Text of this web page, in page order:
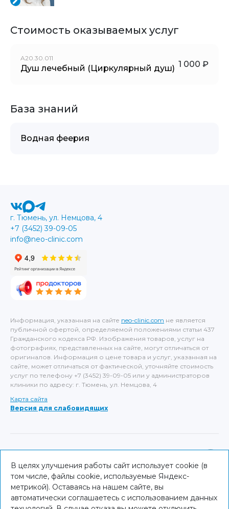
Стоимость оказываемых услуг
A20.30.011
Душ лечебный (Циркулярный душ) 1 000 ₽
База знаний
Водная феерия
Информация, указанная на сайте neo-clinic.com не является
публичной офертой, определяемой положениями статьи 437
Гражданского кодекса РФ. Изображения товаров, услуг на
фотографиях, представленных на сайте, могут отличаться от
оригиналов. Информация о цене товара и услуг, указанная на
сайте, может отличаться от фактической, уточняйте стоимость
услуг по телефону +7 (3452) 39-09-05 или у администраторов
клиники по адресу: г. Тюмень, ул. Немцова, 4
Карта сайта
Версия для слабовидящих
г. Тюмень, ул. Немцова, 4
+7 (3452) 39-09-05
info@neo-clinic.com
© NEO Clinic — 2026
КОНСУЛЬТАЦИЯ СПЕЦИАЛИСТА
В целях улучшения работы сайт использует cookie (в
том числе, файлы cookie, используемые Яндекс-
метрикой). Оставаясь на нашем сайте, вы
автоматически соглашаетесь с использованием данных